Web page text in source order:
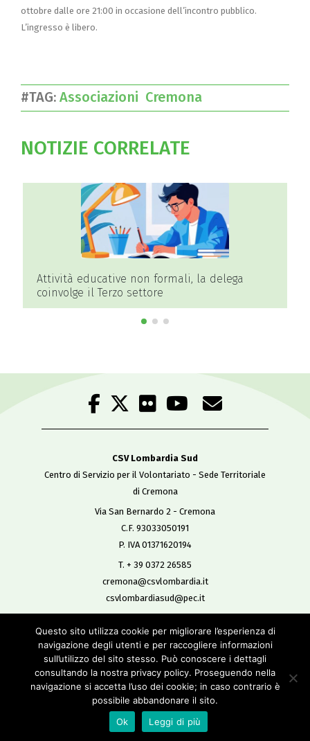
ottobre dalle ore 21:00 in occasione dell’incontro pubblico.
L’ingresso è libero.
#TAG: Associazioni Cremona
NOTIZIE CORRELATE
Attività educative non formali, la delega
coinvolge il Terzo settore
CSV Lombardia Sud
Centro di Servizio per il Volontariato - Sede Territoriale
di Cremona
Via San Bernardo 2 - Cremona
C.F. 93033050191
P. IVA 01371620194
T. + 39 0372 26585
cremona@csvlombardia.it
csvlombardiasud@pec.it
Copyright 2019
All Rights Reserved
-
Privacy policy
Cookie policy
Credits
Questo sito utilizza cookie per migliorare l’esperienza di
navigazione degli utenti e per raccogliere informazioni
sull’utilizzo del sito stesso. Può conoscere i dettagli
consultando la nostra privacy policy. Proseguendo nella
navigazione si accetta l’uso dei cookie; in caso contrario è
possibile abbandonare il sito.
Ok
Leggi di più